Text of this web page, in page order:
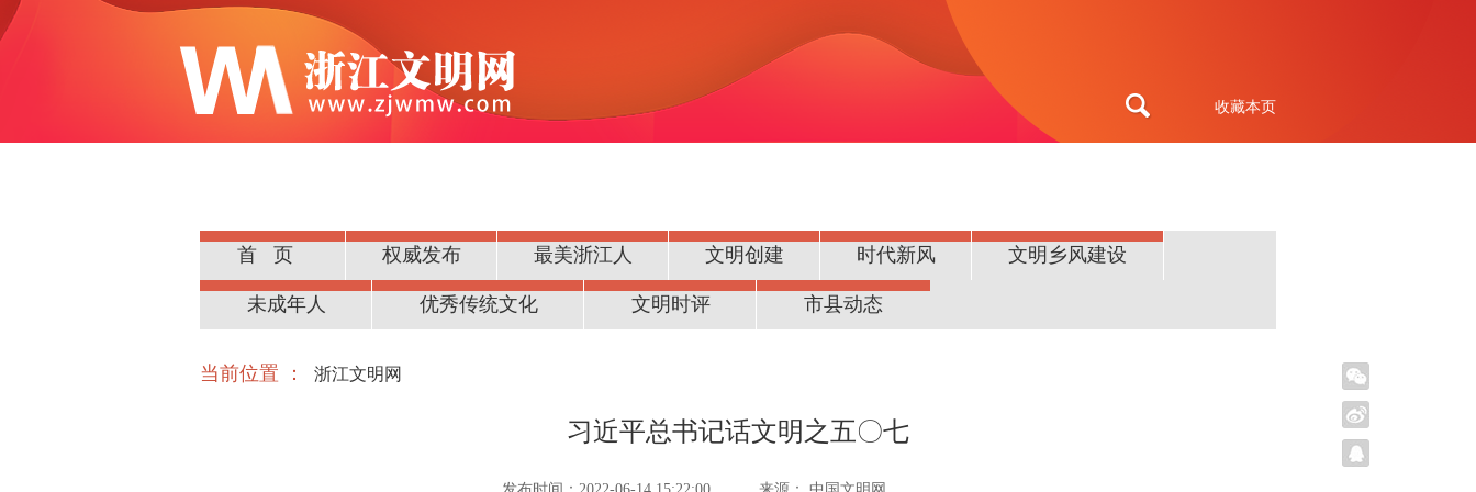
收藏本页
首页 权威发布 最美浙江人 文明创建 时代新风 文明乡风建设
公民道德
未成年人 优秀传统文化 文明时评 市县动态
当前位置 ： 浙江文明网
习近平总书记话文明之五〇七